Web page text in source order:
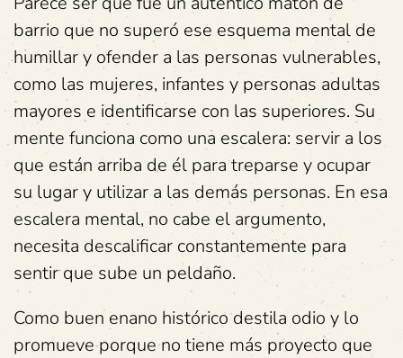
barrio que no superó ese esquema mental de
humillar y ofender a las personas vulnerables,
como las mujeres, infantes y personas adultas
mayores e identificarse con las superiores. Su
mente funciona como una escalera: servir a los
que están arriba de él para treparse y ocupar
su lugar y utilizar a las demás personas. En esa
escalera mental, no cabe el argumento,
necesita descalificar constantemente para
sentir que sube un peldaño.
Como buen enano histórico destila odio y lo
promueve porque no tiene más proyecto que